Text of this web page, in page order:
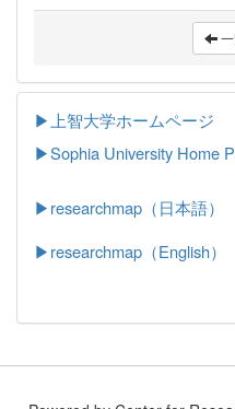
一
▶上智大学ホームページ
▶Sophia University Home
▶researchmap（日本語）
▶researchmap（English）